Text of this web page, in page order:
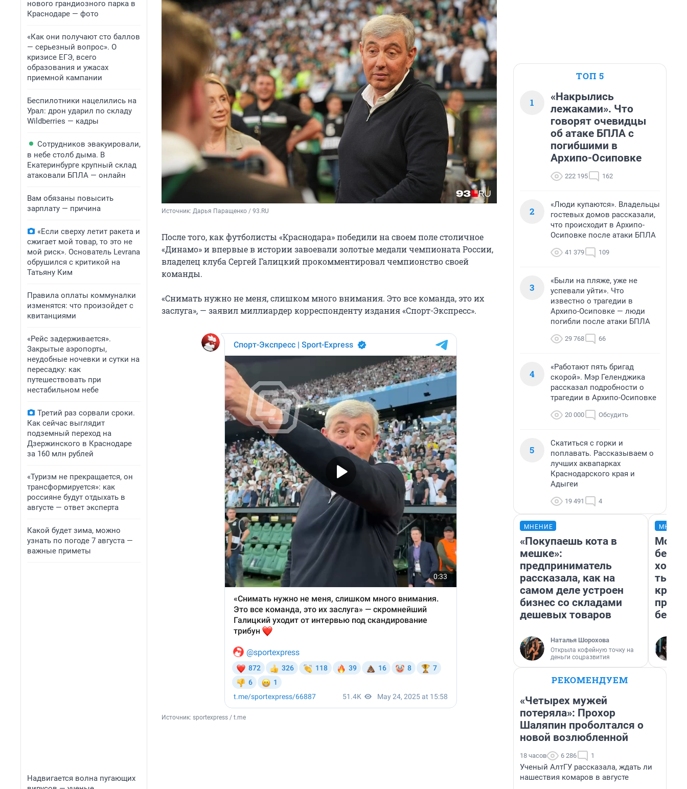
нового грандиозного парка в
Краснодаре — фото
«Как они получают сто баллов
— серьезный вопрос». О
кризисе ЕГЭ, всего
образования и ужасах
приемной кампании
Беспилотники нацелились на
Урал: дрон ударил по складу
Wildberries — кадры
Сотрудников эвакуировали,
в небе столб дыма. В
Екатеринбурге крупный склад
атаковали БПЛА — онлайн
Вам обязаны повысить
зарплату — причина
«Если сверху летит ракета и
сжигает мой товар, то это не
мой риск». Основатель Levrana
обрушился с критикой на
Татьяну Ким
Правила оплаты коммуналки
изменятся: что произойдет с
квитанциями
«Рейс задерживается».
Закрытые аэропорты,
неудобные ночевки и сутки на
пересадку: как
путешествовать при
нестабильном небе
Третий раз сорвали сроки.
Как сейчас выглядит
подземный переход на
Дзержинского в Краснодаре
за 160 млн рублей
«Туризм не прекращается, он
трансформируется»: как
россияне будут отдыхать в
августе — ответ эксперта
Какой будет зима, можно
узнать по погоде 7 августа —
важные приметы
Надвигается волна пугающих
Источник: Дарья Паращенко / 93.RU
После того, как футболисты «Краснодара» победили на своем поле столичное
«Динамо» и впервые в истории завоевали золотые медали чемпионата России,
владелец клуба Сергей Галицкий прокомментировал чемпионство своей
команды.
«Снимать нужно не меня, слишком много внимания. Это все команда, это их
заслуга», — заявил миллиардер корреспонденту издания «Спорт-Экспресс».
Источник: sportexpress / t.me
ТОП 5
1
«Накрылись
лежаками». Что
говорят очевидцы
об атаке БПЛА с
погибшими в
Архипо-Осиповке
222 195 162
2
«Люди купаются». Владельцы
гостевых домов рассказали,
что происходит в Архипо-
Осиповке после атаки БПЛА
41 379 109
3
«Были на пляже, уже не
успевали уйти». Что
известно о трагедии в
Архипо-Осиповке — люди
погибли после атаки БПЛА
29 768 66
4
«Работают пять бригад
скорой». Мэр Геленджика
рассказал подробности о
трагедии в Архипо-Осиповке
20 000 Обсудить
5
Скатиться с горки и
поплавать. Рассказываем о
лучших аквапарках
Краснодарского края и
Адыгеи
19 491 4
МНЕНИЕ
«Покупаешь кота в
мешке»:
предприниматель
рассказала, как на
самом деле устроен
бизнес со складами
дешевых товаров
Наталья Шорохова
Открыла кофейную точку на
деньги соцразвития
Мой
РЕКОМЕНДУЕМ
«Четырех мужей
потеряла»: Прохор
Шаляпин проболтался о
новой возлюбленной
18 часов 6 286 1
Ученый АлтГУ рассказала, ждать ли
нашествия комаров в августе